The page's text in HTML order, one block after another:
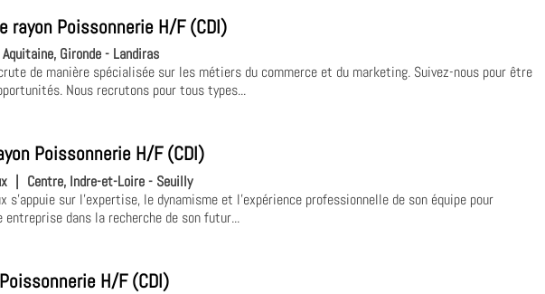
rayon Poissonnerie H/F (CDI)
Aquitaine, Gironde - Landiras
de manière spécialisée sur les métiers du commerce et du marketing. Suivez-nous pour être
Nous recrutons pour tous types...
Poissonnerie H/F (CDI)
| Centre, Indre-et-Loire - Seuilly
s'appuie sur l'expertise, le dynamisme et l'expérience professionnelle de son équipe pour
entreprise dans la recherche de son futur...
H/F (CDI)